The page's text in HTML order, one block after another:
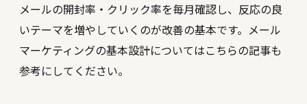
メールの開封率・クリック率を毎月確認し、反応の良
いテーマを増やしていくのが改善の基本です。 メール
マーケティングの基本設計についてはこちらの記事も
参考にしてください。